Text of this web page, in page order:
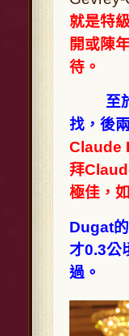
就是特
開或陳
待。
至
找，後
Claude
拜
極佳，
Dugat
才0.3公
過。